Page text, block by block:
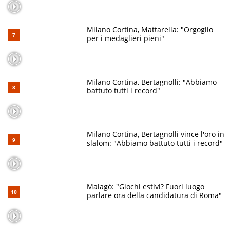
Milano Cortina, Mattarella: "Orgoglio
per i medaglieri pieni"
Milano Cortina, Bertagnolli: "Abbiamo
battuto tutti i record"
Milano Cortina, Bertagnolli vince l'oro in
slalom: "Abbiamo battuto tutti i record"
Malagò: "Giochi estivi? Fuori luogo
parlare ora della candidatura di Roma"